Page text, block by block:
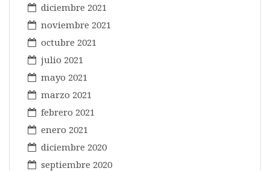
diciembre 2021
noviembre 2021
octubre 2021
julio 2021
mayo 2021
marzo 2021
febrero 2021
enero 2021
diciembre 2020
septiembre 2020